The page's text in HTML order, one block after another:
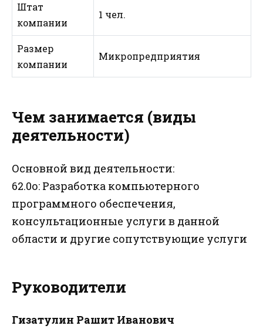
Штат
компании
1 чел.
Размер
компании
Микропредприятия
Чем занимается (виды
деятельности)
Основной вид деятельности:
62.0о: Разработка компьютерного
программного обеспечения,
консультационные услуги в данной
области и другие сопутствующие услуги
Руководители
Гизатулин Рашит Иванович